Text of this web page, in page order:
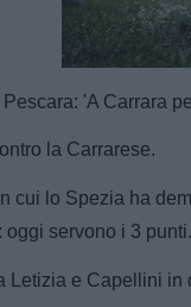
'A Carrara
la Carrarese.
cui lo Spezia ha
oggi servono i 3 punti.
Letizia e Capellini